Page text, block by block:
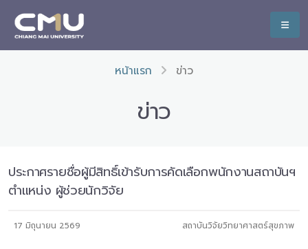
หน้าแรก ข่าว
ข่าว
ประกาศรายชื่อผู้มีสิทธิ์เข้ารับการคัดเลือกพนักงานสถาบันฯ
ตำแหน่ง ผู้ช่วยนักวิจัย
17 มิถุนายน 2569 สถาบันวิจัยวิทยาศาสตร์สุขภาพ